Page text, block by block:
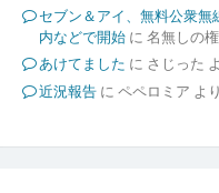
セブン＆アイ、無料公衆
内などで開始に 名無しの
あけてました に さじった
近況報告に ペペロミア より